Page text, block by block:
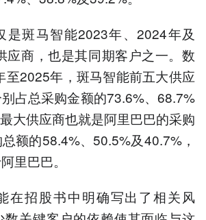
是斑马智能2023年、2024年及
应商，也是其同期客户之一。数
至2025年，斑马智能前五大供应
占总采购金额的73.6%、68.7%
大供应商也就是阿里巴巴的采购
额的58.4%、50.5%及40.7%，
里巴巴。
在招股书中明确写出了相关风